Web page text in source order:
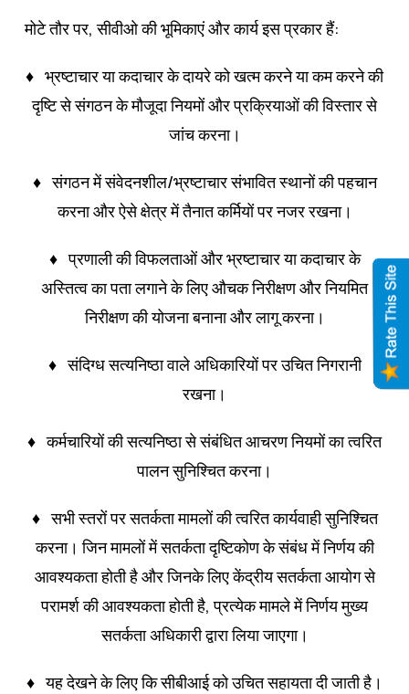
मोटे तौर पर, सीवीओ की भूमिकाएं और कार्य इस प्रकार हैं:
♦ भ्रष्टाचार या कदाचार के दायरे को खत्म करने या कम करने की
दृष्टि से संगठन के मौजूदा नियमों और प्रक्रियाओं की विस्तार से
जांच करना।
♦ संगठन में संवेदनशील/भ्रष्टाचार संभावित स्थानों की पहचान
करना और ऐसे क्षेत्र में तैनात कर्मियों पर नजर रखना।
♦ प्रणाली की विफलताओं और भ्रष्टाचार या कदाचार के
अस्तित्व का पता लगाने के लिए औचक निरीक्षण और नियमित
निरीक्षण की योजना बनाना और लागू करना।
♦ संदिग्ध सत्यनिष्ठा वाले अधिकारियों पर उचित निगरानी
रखना।
♦ कर्मचारियों की सत्यनिष्ठा से संबंधित आचरण नियमों का त्वरित
पालन सुनिश्चित करना।
♦ सभी स्तरों पर सतर्कता मामलों की त्वरित कार्यवाही सुनिश्चित
करना। जिन मामलों में सतर्कता दृष्टिकोण के संबंध में निर्णय की
आवश्यकता होती है और जिनके लिए केंद्रीय सतर्कता आयोग से
परामर्श की आवश्यकता होती है, प्रत्येक मामले में निर्णय मुख्य
सतर्कता अधिकारी द्वारा लिया जाएगा।
♦ यह देखने के लिए कि सीबीआई को उचित सहायता दी जाती है।